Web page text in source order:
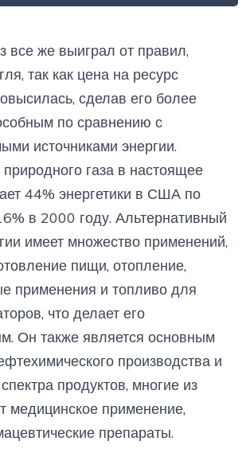
все же выиграл от правил,
так как цена на ресурс
сделав его более
по сравнению с
источниками энергии.
газа в настоящее
44% энергетики в США по
в 2000 году. Альтернативный
имеет множество применений,
пищи, отопление,
применения и топливо для
что делает его
Он также является основным
производства и
продуктов, многие из
медицинское применение,
препараты.